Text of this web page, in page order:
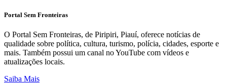
Portal Sem Fronteiras
O Portal Sem Fronteiras, de Piripiri, Piauí, oferece notícias de
qualidade sobre política, cultura, turismo, polícia, cidades, esporte e
mais. Também possui um canal no YouTube com vídeos e
atualizações locais.
Saiba Mais